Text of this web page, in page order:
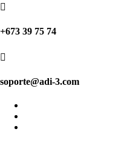

+673 39 75 74

soporte@adi-3.com